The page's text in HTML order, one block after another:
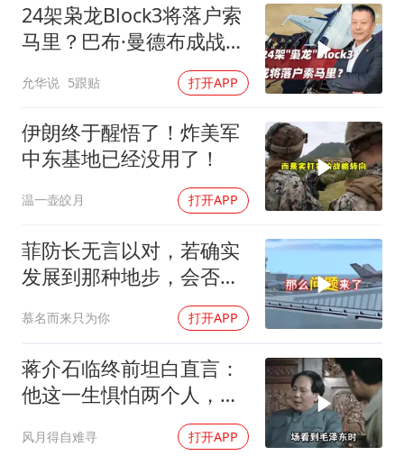
以军士兵把枪口对准中国记者
奋力开创中国式现代化建设新局面
24架枭龙Block3将落户索
马里？巴布·曼德布成战略
允华说 5跟贴 打开APP
伊朗终于醒悟了！炸美军
中东基地已经没用了！
温一壶皎月 打开APP
菲防长无言以对，若确实
发展到那种地步，会否上
慕名而来只为你 打开APP
蒋介石临终前坦白直言：
他这一生惧怕两个人，却
风月得自难寻 打开APP